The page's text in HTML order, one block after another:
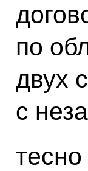
по
двух
с